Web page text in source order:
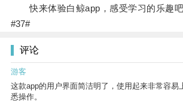
快来体验白鲸app，感受学习的乐趣吧
#37#
评论
游客
这款app的用户界面简洁明了，使用起来非常容易
悉操作。